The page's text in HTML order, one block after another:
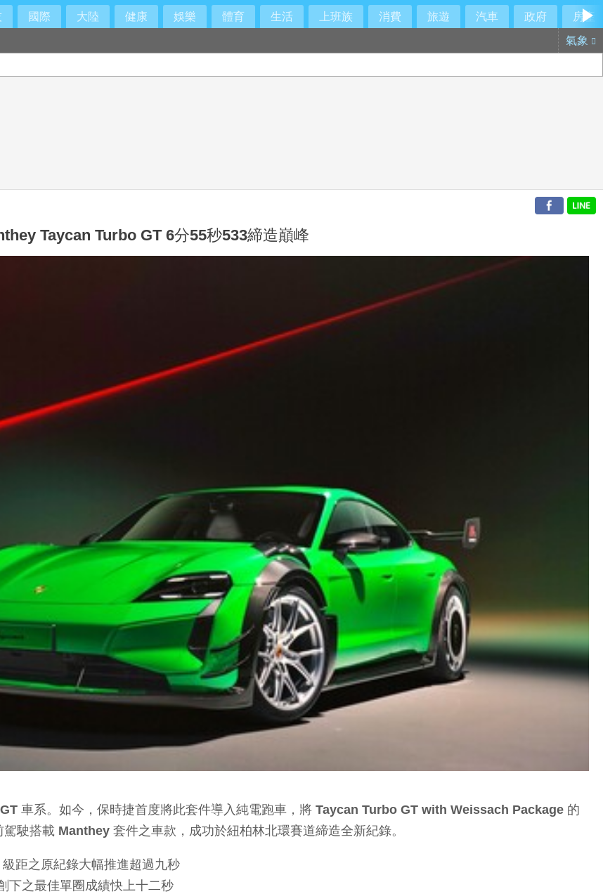
國際 大陸 健康 娛樂 體育 生活 上班族 消費 旅遊 汽車 政府
房產
氣象
Taycan Turbo GT 6分55秒533締造巔峰
車系。如今，保時捷首度將此套件導入純電跑車，將 Taycan Turbo GT with Weissach Package 的
駛搭載 Manthey 套件之車款，成功於紐柏林北環賽道締造全新紀錄。
距之原紀錄大幅推進超過九秒
之最佳單圈成績快上十二秒